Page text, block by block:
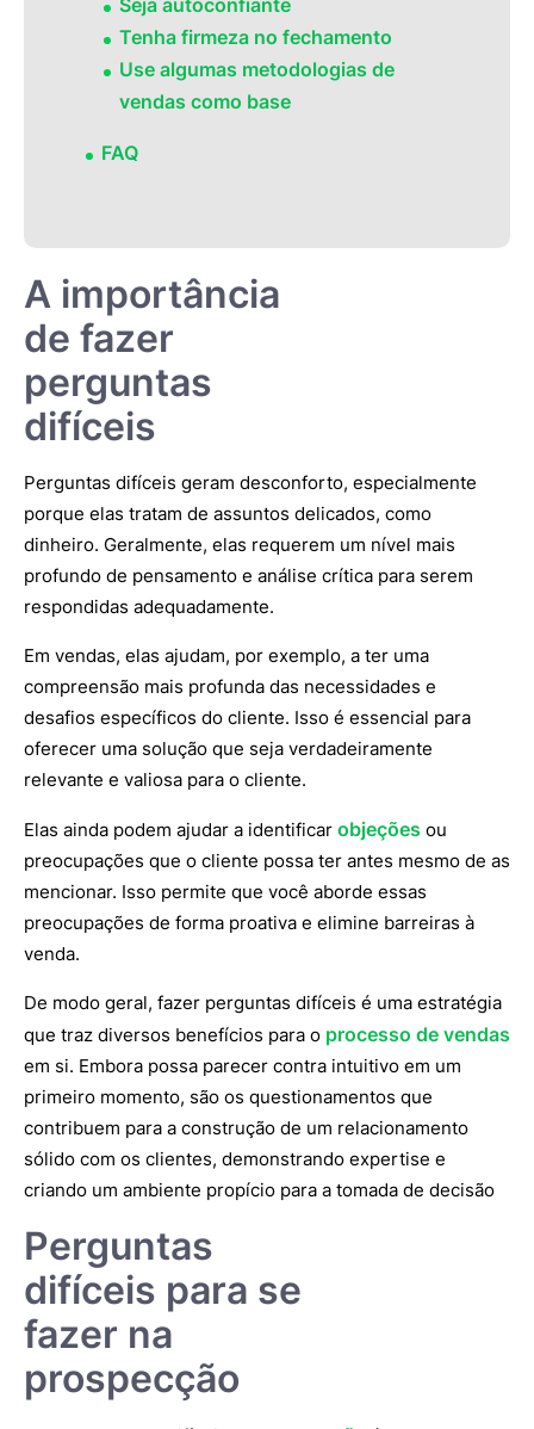
Seja autoconfiante
Tenha firmeza no fechamento
Use algumas metodologias de
vendas como base
FAQ
A importância
de fazer
perguntas
difíceis
Perguntas difíceis geram desconforto, especialmente
porque elas tratam de assuntos delicados, como
dinheiro. Geralmente, elas requerem um nível mais
profundo de pensamento e análise crítica para serem
respondidas adequadamente.
Em vendas, elas ajudam, por exemplo, a ter uma
compreensão mais profunda das necessidades e
desafios específicos do cliente. Isso é essencial para
oferecer uma solução que seja verdadeiramente
relevante e valiosa para o cliente.
Elas ainda podem ajudar a identificar objeções ou
preocupações que o cliente possa ter antes mesmo de as
mencionar. Isso permite que você aborde essas
preocupações de forma proativa e elimine barreiras à
venda.
De modo geral, fazer perguntas difíceis é uma estratégia
que traz diversos benefícios para o processo de vendas
em si. Embora possa parecer contra intuitivo em um
primeiro momento, são os questionamentos que
contribuem para a construção de um relacionamento
sólido com os clientes, demonstrando expertise e
criando um ambiente propício para a tomada de decisão
Perguntas
difíceis para se
fazer na
prospecção